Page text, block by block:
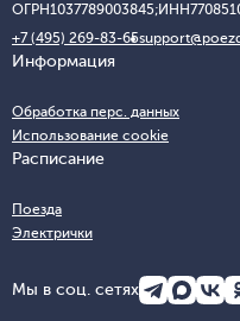
ОГРН1037789003845;ИНН
+7 (495) 269-83-65
Информация
Обработка перс. данных
Использование cookie
Расписание
Поезда
Электрички
Мы в соц. сетях